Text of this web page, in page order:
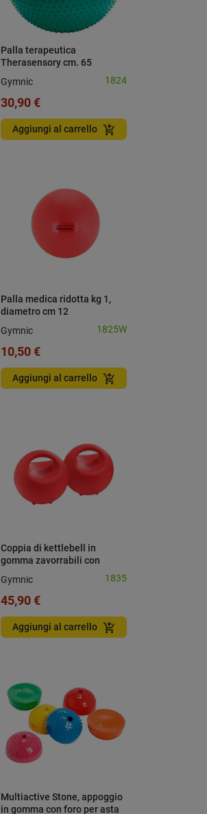
Palla terapeutica
Therasensory cm. 65
Gymnic 1824
30,90 €
Aggiungi al carrello add_shopping_cart
Palla medica ridotta kg 1,
diametro cm 12
Gymnic 1825W
10,50 €
Aggiungi al carrello add_shopping_cart
Coppia di kettlebell in
gomma zavorrabili con
acqua o sabbia Training
Bowl
Gymnic 1835
45,90 €
Aggiungi al carrello add_shopping_cart
Multiactive Stone, appoggio
in gomma con foro per asta